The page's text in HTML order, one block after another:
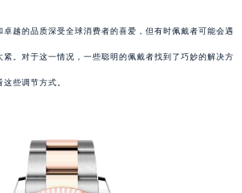
越的品质深受全球消费者的喜爱，但有时佩戴者可能会遇
。对于这一情况，一些聪明的佩戴者找到了巧妙的解决方
些调节方式。